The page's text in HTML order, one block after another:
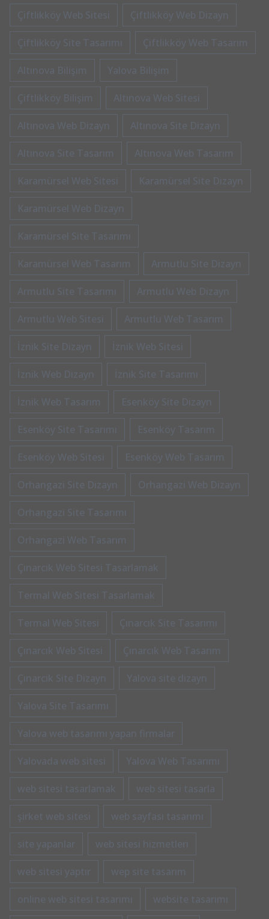
Çiftlikköy Web Sitesi Çiftlikköy Web Dizayn
Çiftlikköy Site Tasarımı Çiftlikköy Web Tasarım
Altınova Bilişim Yalova Bilişim
Çiftlikköy Bilişim Altınova Web Sitesi
Altınova Web Dizayn Altınova Site Dizayn
Altınova Site Tasarım Altınova Web Tasarım
Karamürsel Web Sitesi Karamürsel Site Dizayn
Karamürsel Web Dizayn
Karamürsel Site Tasarımı
Karamürsel Web Tasarım Armutlu Site Dizayn
Armutlu Site Tasarımı Armutlu Web Dizayn
Armutlu Web Sitesi Armutlu Web Tasarım
İznik Site Dizayn İznik Web Sitesi
İznik Web Dizayn İznik Site Tasarımı
İznik Web Tasarım Esenköy Site Dizayn
Esenköy Site Tasarımı Esenköy Tasarım
Esenköy Web Sitesi Esenköy Web Tasarım
Orhangazi Site Dizayn Orhangazi Web Dizayn
Orhangazi Site Tasarımı
Orhangazi Web Tasarım
Çınarcık Web Sitesi Tasarlamak
Termal Web Sitesi Tasarlamak
Termal Web Sitesi Çınarcık Site Tasarımı
Çınarcık Web Sitesi Çınarcık Web Tasarım
Çınarcık Site Dizayn Yalova site dizayn
Yalova Site Tasarımı
Yalova web tasarımı yapan firmalar
Yalovada web sitesi Yalova Web Tasarımı
web sitesi tasarlamak web sitesi tasarla
şirket web sitesi web sayfası tasarımı
site yapanlar web sitesi hizmetleri
web sitesi yaptır wep site tasarım
online web sitesi tasarımı website tasarımı